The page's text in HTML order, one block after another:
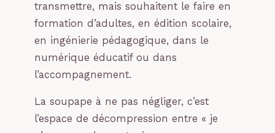
transmettre, mais souhaitent le faire en
formation d’adultes, en édition scolaire,
en ingénierie pédagogique, dans le
numérique éducatif ou dans
l’accompagnement.
La soupape à ne pas négliger, c’est
l’espace de décompression entre « je